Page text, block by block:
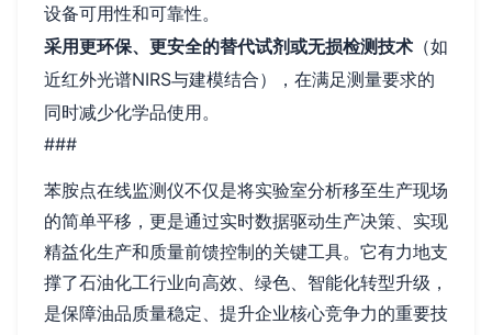
设备可用性和可靠性。
采用更环保、更安全的替代试剂或无损检测技术 （如
近红外光谱NIRS与建模结合），在满足测量要求的
同时减少化学品使用。
###
苯胺点在线监测仪不仅是将实验室分析移至生产现场
的简单平移，更是通过实时数据驱动生产决策、实现
精益化生产和质量前馈控制的关键工具。它有力地支
撑了石油化工行业向高效、绿色、智能化转型升级，
是保障油品质量稳定、提升企业核心竞争力的重要技